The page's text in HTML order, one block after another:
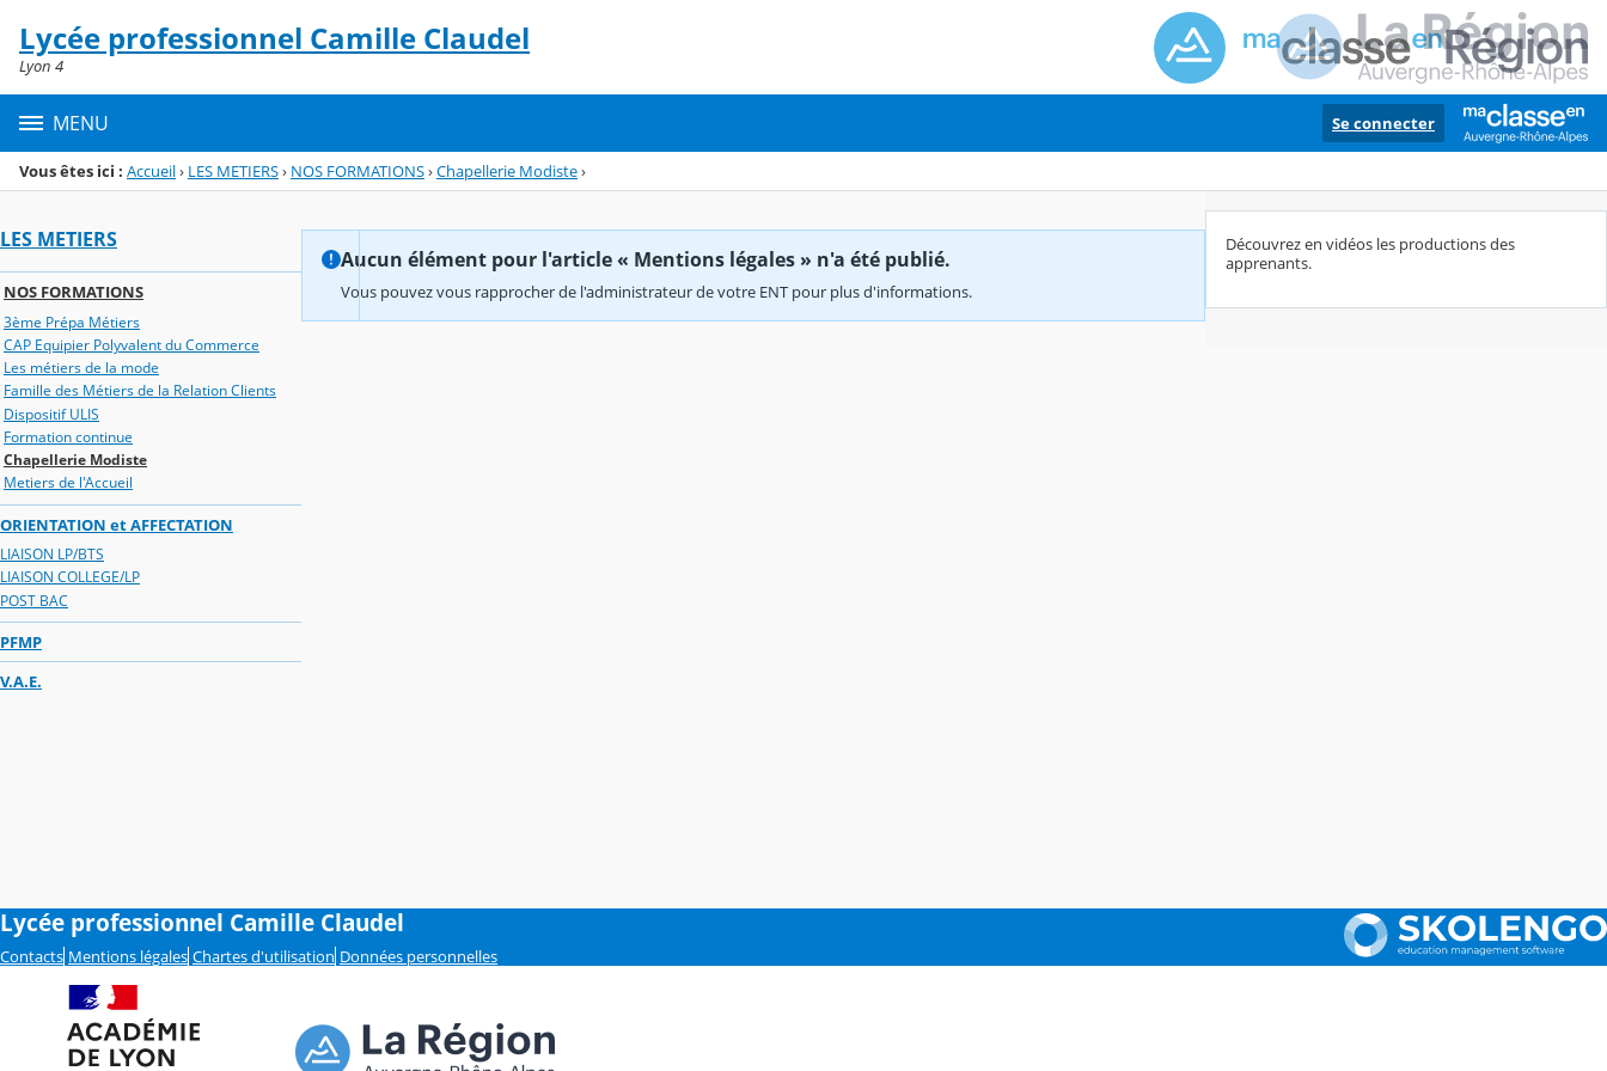
Menu de la rubrique
Contenu
Lycée professionnel Camille Claudel
Lyon 4
MENU Se connecter
Vous êtes ici : Accueil› LES METIERS› NOS FORMATIONS›Chapellerie Modiste›
LES METIERS
NOS FORMATIONS
3ème Prépa Métiers
CAP Equipier Polyvalent du Commerce
Les métiers de la mode
Famille des Métiers de la Relation Clients
Dispositif ULIS
Formation continue
Chapellerie Modiste
Metiers de l'Accueil
ORIENTATION et AFFECTATION
LIAISON LP/BTS
LIAISON COLLEGE/LP
POST BAC
PFMP
V.A.E.
Aucun élément pour l'article « Mentions légales » n'a été publié.
Vous pouvez vous rapprocher de l'administrateur de votre ENT pour plus d'informations.
Découvrez en vidéos les productions des
apprenants.
Lycée professionnel Camille Claudel
Contacts Mentions légales Chartes d'utilisation Données personnelles